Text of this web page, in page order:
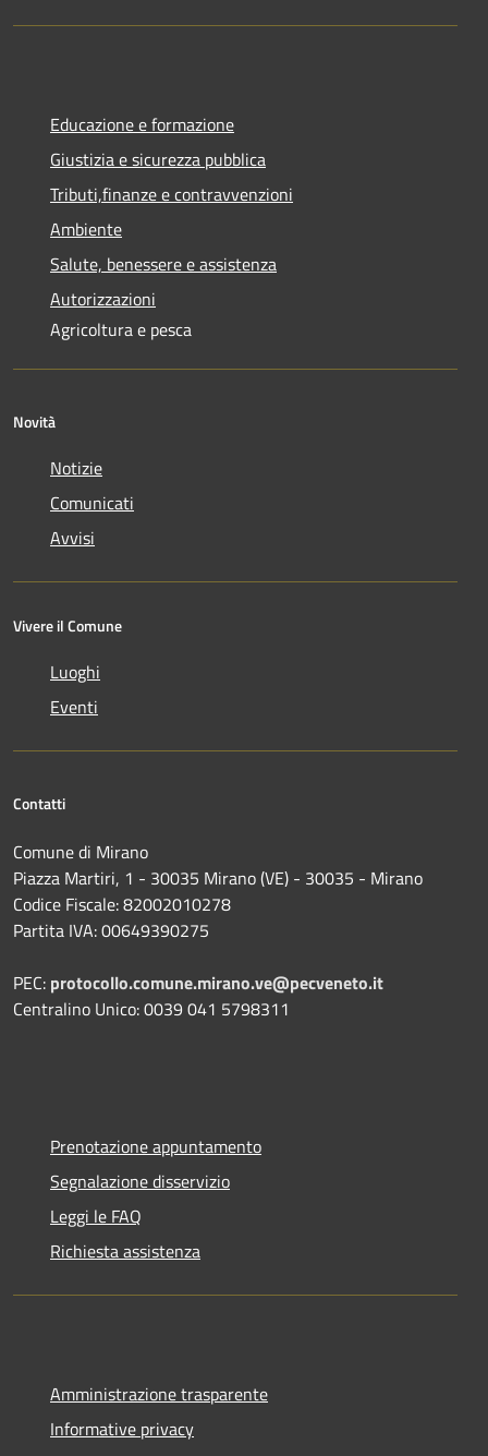
Educazione e formazione
Giustizia e sicurezza pubblica
Tributi,finanze e contravvenzioni
Ambiente
Salute, benessere e assistenza
Autorizzazioni
Agricoltura e pesca
Novità
Notizie
Comunicati
Avvisi
Vivere il Comune
Luoghi
Eventi
Contatti
Comune di Mirano
Piazza Martiri, 1 - 30035 Mirano (VE) - 30035 - Mirano
Codice Fiscale: 82002010278
Partita IVA: 00649390275
PEC: protocollo.comune.mirano.ve@pecveneto.it
Centralino Unico: 0039 041 5798311
Prenotazione appuntamento
Segnalazione disservizio
Leggi le FAQ
Richiesta assistenza
Amministrazione trasparente
Informative privacy